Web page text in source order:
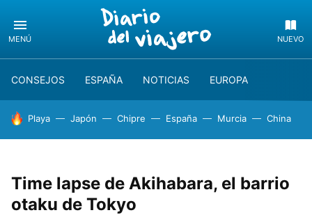
MENÚ NUEVO
CONSEJOS ESPAÑA NOTICIAS EUROPA
HOY SE HABLA DE
Playa Japón Chipre España Murcia China
Time lapse de Akihabara, el barrio
otaku de Tokyo